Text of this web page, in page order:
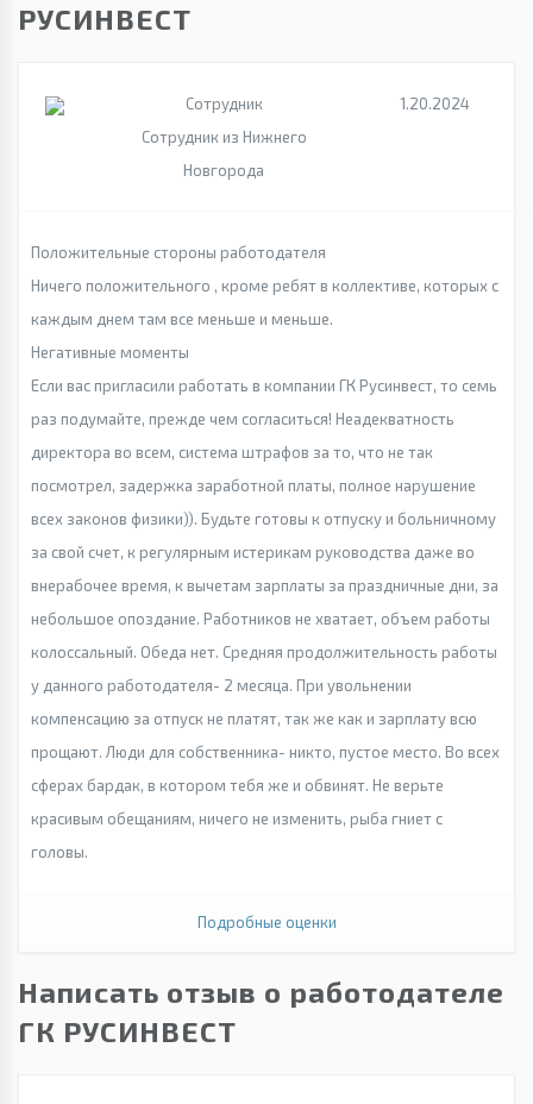
РУСИНВЕСТ
Сотрудник
Сотрудник из Нижнего
Новгорода
1.20.2024
Положительные стороны работодателя
Ничего положительного , кроме ребят в коллективе, которых с
каждым днем там все меньше и меньше.
Негативные моменты
Если вас пригласили работать в компании ГК Русинвест, то семь
раз подумайте, прежде чем согласиться! Неадекватность
директора во всем, система штрафов за то, что не так
посмотрел, задержка заработной платы, полное нарушение
всех законов физики)). Будьте готовы к отпуску и больничному
за свой счет, к регулярным истерикам руководства даже во
внерабочее время, к вычетам зарплаты за праздничные дни, за
небольшое опоздание. Работников не хватает, объем работы
колоссальный. Обеда нет. Средняя продолжительность работы
у данного работодателя- 2 месяца. При увольнении
компенсацию за отпуск не платят, так же как и зарплату всю
прощают. Люди для собственника- никто, пустое место. Во всех
сферах бардак, в котором тебя же и обвинят. Не верьте
красивым обещаниям, ничего не изменить, рыба гниет с
головы.
Подробные оценки
Написать отзыв о работодателе
ГК РУСИНВЕСТ